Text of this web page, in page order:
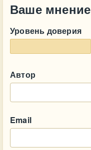
Ваше мнение
Уровень доверия
Автор
Email